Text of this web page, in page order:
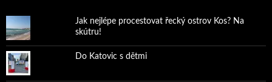
Jak nejlépe procestovat řecký ostrov Kos? Na
skútru!
Do Katovic s dětmi